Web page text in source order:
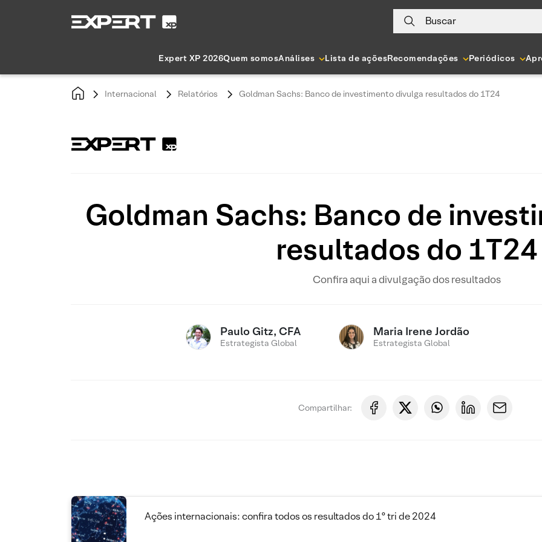
Buscar
Expert XP 2026Quem somosAnálises Lista de açõesRecomendações Periódicos
Internacional Relatórios Goldman Sachs: Banco de investimento divulga resultados do 1T24
Goldman Sachs: Banco de
resultados do 1T24
Confira aqui a divulgação dos resultados
Paulo Gitz, CFA
Estrategista Global
Maria Irene Jordão
Estrategista Global
Compartilhar:
Ações internacionais: confira todos os resultados do 1º tri de 2024